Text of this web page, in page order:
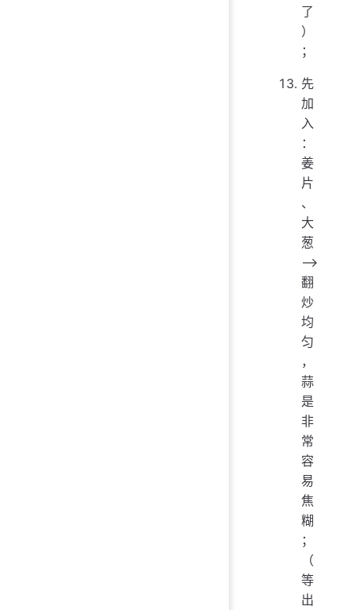
了
）
；
先
加
入
：
姜
片
、
大
葱
——>
翻
炒
均
匀
，
蒜
是
非
常
容
易
焦
糊
；
（
等
出